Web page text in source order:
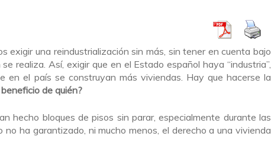
exigir una reindustrialización sin más, sin tener en cuenta bajo
realiza. Así, exigir que en el Estado español haya “industria”,
en el país se construyan más viviendas. Hay que hacerse la
de quién?
hecho bloques de pisos sin parar, especialmente durante las
no ha garantizado, ni mucho menos, el derecho a una vivienda